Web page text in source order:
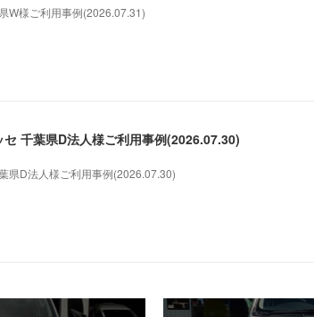
W様ご利用事例(2026.07.31)
千葉県D法人様ご利用事例(2026.07.30)
県D法人様ご利用事例(2026.07.30)